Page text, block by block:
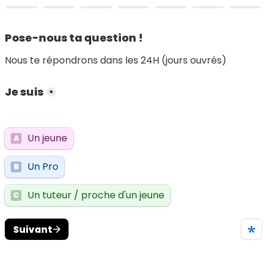
Pose-nous ta question !
Nous te répondrons dans les 24H (jours ouvrés)
Je suis *
A Un jeune
B Un Pro
C Un tuteur / proche d'un jeune
Suivant